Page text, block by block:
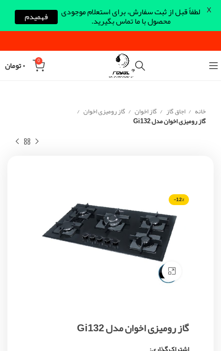
0 ۰تومان
خانه اجاق گاز گاز اخوان گاز رومیزی اخوان
گاز رومیزی اخوان مدل Gi132
-12%
Click to enlarge
گاز رومیزی اخوان مدل Gi132
لطفاً قبل از ثبت سفارش، برای استعلام موجودی
محصول با ما تماس بگیرید. فهمیدم X